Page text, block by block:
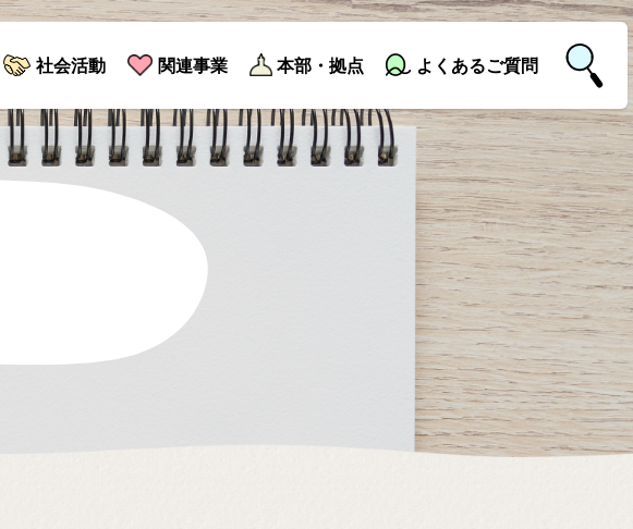
社会活動 関連事業 本部・拠点 よくあるご質問